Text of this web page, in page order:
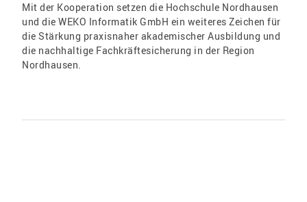
Mit der Kooperation setzen die Hochschule Nordhausen
und die WEKO Informatik GmbH ein weiteres Zeichen für
die Stärkung praxisnaher akademischer Ausbildung und
die nachhaltige Fachkräftesicherung in der Region
Nordhausen.